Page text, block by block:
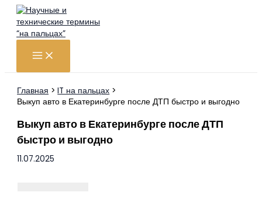
Перейти
содержимому
Главная
IT на пальцах
Выкуп авто в Екатеринбурге после ДТП быстро и выгодно
Выкуп авто в Екатеринбурге после ДТП
быстро и выгодно
11.07.2025